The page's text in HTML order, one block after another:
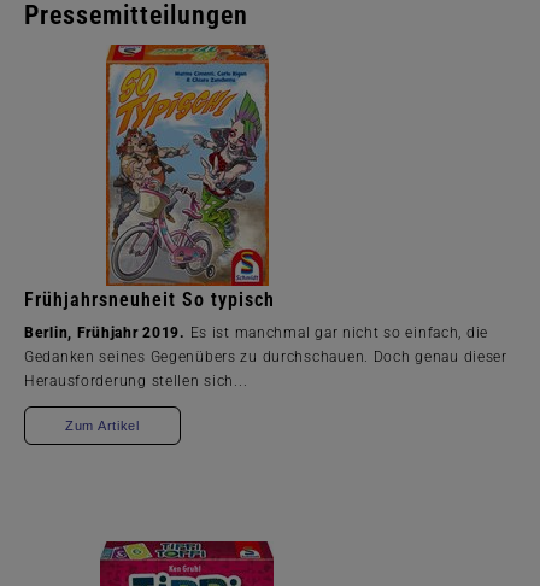
Pressemitteilungen
Frühjahrsneuheit So typisch
Berlin, Frühjahr 2019. Es ist manchmal gar nicht so einfach, die
Gedanken seines Gegenübers zu durchschauen. Doch genau dieser
Herausforderung stellen sich...
Zum Artikel